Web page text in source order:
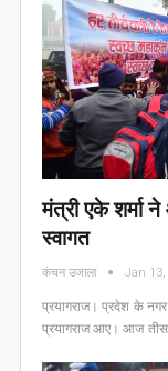
मंत्री एके शर्मा
स्वागत
कंचन उजाला Jan 13,
प्रयागराज। प्रदेश के नगर
प्रयागराज आए। आज